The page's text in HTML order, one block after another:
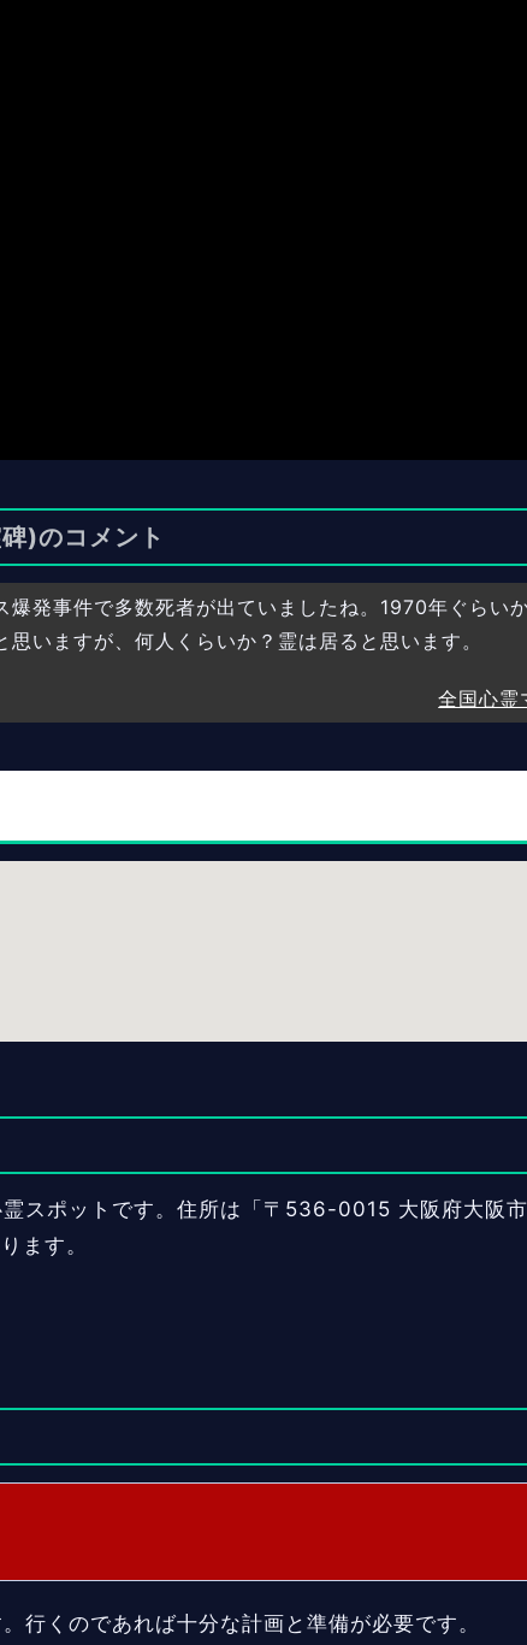
)のコメント
発事件で多数死者が出ていましたね。1970年ぐらい
いますが、何人くらいか？霊は居ると思います。
全国心霊
スポットです。住所は「〒536-0015 大阪府大阪
ます。
行くのであれば十分な計画と準備が必要です。